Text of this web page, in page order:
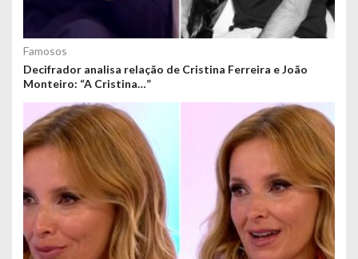
Famosos
Decifrador analisa relação de Cristina Ferreira e João
Monteiro: “A Cristina…”